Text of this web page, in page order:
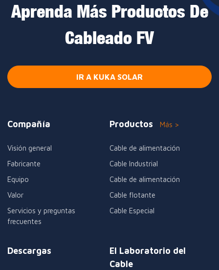
Aprenda Más Productos De
Cableado FV
IR A KUKA SOLAR
Compañía
Visión general
Fabricante
Equipo
Valor
Servicios y preguntas
frecuentes
Productos Más >
Cable de alimentación
Cable Industrial
Cable de alimentación
Cable flotante
Cable Especial
Descargas
El Laboratorio del
Cable